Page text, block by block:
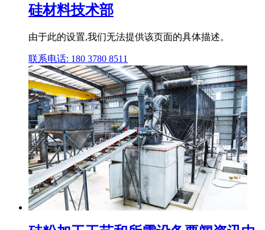
硅材料技术部
由于此的设置,我们无法提供该页面的具体描述。
联系电话: 180 3780 8511